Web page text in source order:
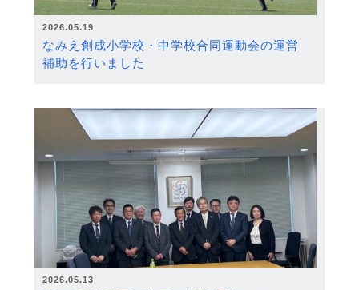
2026.05.19
なみえ創成小学校・中学校合同運動会の運営
補助を行いました
2026.05.13